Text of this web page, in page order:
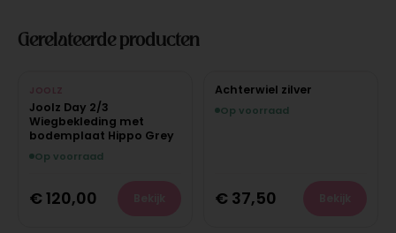
Gerelateerde producten
JOOLZ
Joolz Day 2/3
Wiegbekleding met
bodemplaat Hippo Grey
Op voorraad
€ 120,00
Achterwiel zilver
Op voorraad
€ 37,50